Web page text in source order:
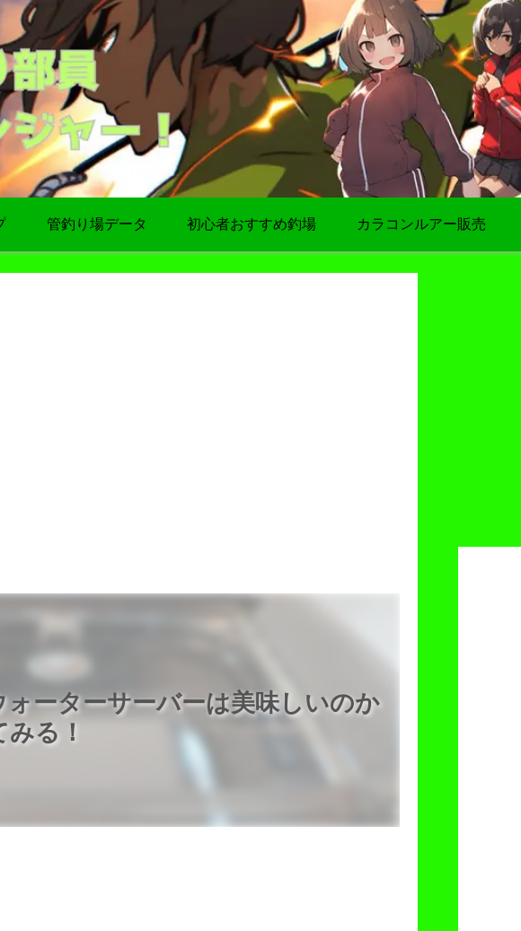
管釣り場データ 初心者おすすめ釣場 カラコンルアー販売
ーターサーバーは美味しいのか
る！